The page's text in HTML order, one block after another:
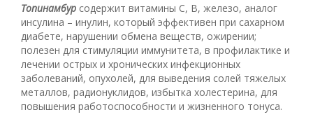
Топинамбур содержит витамины С, В, железо, аналог
инсулина – инулин, который эффективен при сахарном
диабете, нарушении обмена веществ, ожирении;
полезен для стимуляции иммунитета, в профилактике и
лечении острых и хронических инфекционных
заболеваний, опухолей, для выведения солей тяжелых
металлов, радионуклидов, избытка холестерина, для
повышения работоспособности и жизненного тонуса.